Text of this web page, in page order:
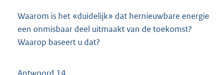
Waarom is het «duidelijk» dat hernieuwbare energie
een onmisbaar deel uitmaakt van de toekomst?
Waarop baseert u dat?